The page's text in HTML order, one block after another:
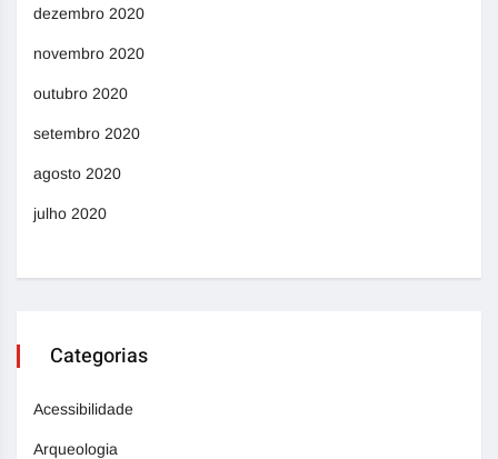
dezembro 2020
novembro 2020
outubro 2020
setembro 2020
agosto 2020
julho 2020
Categorias
Acessibilidade
Arqueologia